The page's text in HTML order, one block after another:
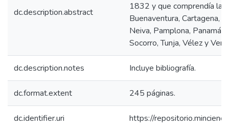
dc.description.abstract
1832 y que comprendía
Buenaventura, Cartagena,
Neiva, Pamplona, Panamá,
Socorro, Tunja, Vélez y
dc.description.notes Incluye bibliografía.
dc.format.extent 245 páginas.
dc.identifier.uri https://